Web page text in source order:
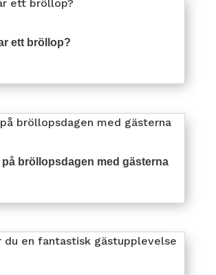
ett bröllop?
på bröllopsdagen med gästerna